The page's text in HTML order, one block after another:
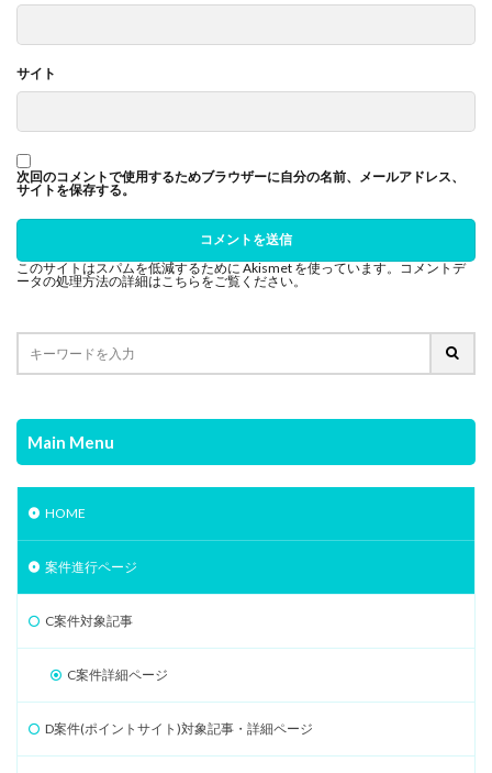
サイト
次回のコメントで使用するためブラウザーに自分の名前、メールアドレス、
サイトを保存する。
このサイトはスパムを低減するために Akismet を使っています。 コメントデ
ータの処理方法の詳細はこちらをご覧ください。
Main Menu
HOME
案件進行ページ
C案件対象記事
C案件詳細ページ
D案件(ポイントサイト)対象記事・詳細ページ